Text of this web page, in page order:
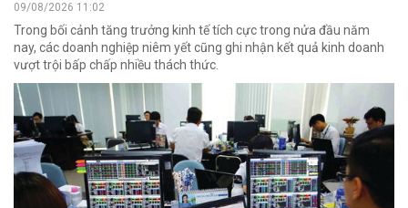
09/08/2026 11:02
Trong bối cảnh tăng trưởng kinh tế tích cực trong nửa đầu năm
nay, các doanh nghiệp niêm yết cũng ghi nhận kết quả kinh doanh
vượt trội bấp chấp nhiều thách thức.